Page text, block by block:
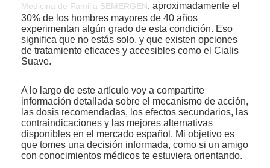
Medicina de Familia SEMERGEN, aproximadamente el
30% de los hombres mayores de 40 años
experimentan algún grado de esta condición. Eso
significa que no estás solo, y que existen opciones
de tratamiento eficaces y accesibles como el Cialis
Suave.
A lo largo de este artículo voy a compartirte
información detallada sobre el mecanismo de acción,
las dosis recomendadas, los efectos secundarios, las
contraindicaciones y las mejores alternativas
disponibles en el mercado español. Mi objetivo es
que tomes una decisión informada, como si un amigo
con conocimientos médicos te estuviera orientando.